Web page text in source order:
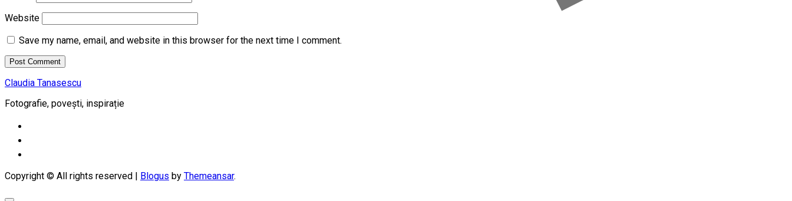
Website
Save my name, email, and website in this browser for the next time I comment.
Claudia Tanasescu
Fotografie, povești, inspirație
Copyright © All rights reserved Blogus by Themeansar.